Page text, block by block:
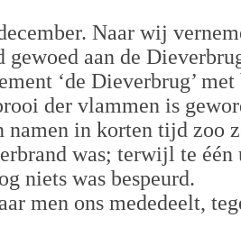
Naar wij
gewoed aan de
‘de Dieverbrug’
der vlammen is
namen in korten tijd zoo
was; terwijl te één
niets was bespeurd.
men ons mededeelt,